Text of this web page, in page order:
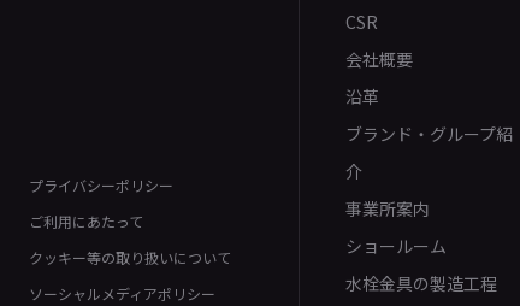
プライバシーポリシー
ご利用にあたって
クッキー等の取り扱いについて
ソーシャルメディアポリシー
CSR
会社概要
沿革
ブランド・グループ紹
介
事業所案内
ショールーム
水栓金具の製造工程